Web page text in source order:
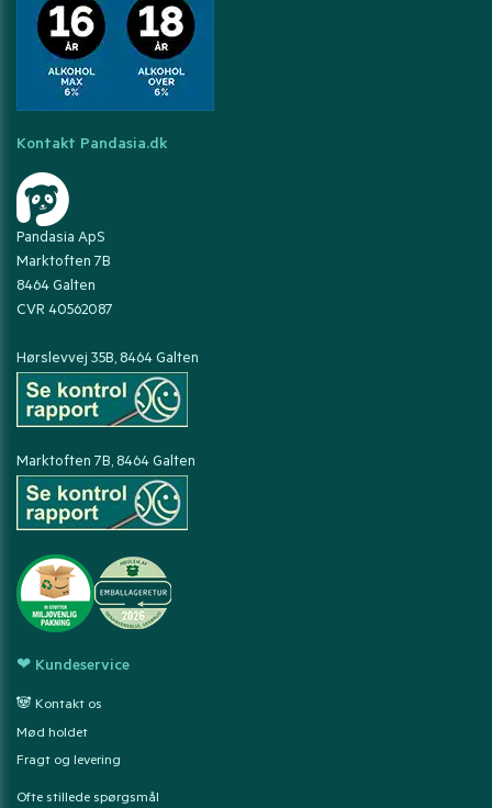
Kontakt Pandasia.dk
Pandasia ApS
Marktoften 7B
8464 Galten
CVR 40562087
Hørslevvej 35B, 8464 Galten
Marktoften 7B, 8464 Galten
❤ Kundeservice
🐼 Kontakt os
Mød holdet
Fragt og levering
Ofte stillede spørgsmål